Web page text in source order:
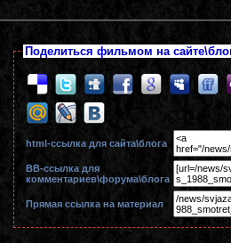
Поделиться фильмом на
html-cсылка для сайта\блога
BB-cсылка для
комментариев\форума\блога
Прямая ссылка на материал